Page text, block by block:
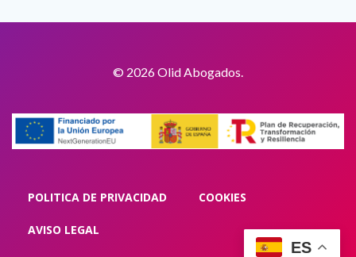
© 2026 Olid Abogados.
POLITICA DE PRIVACIDAD COOKIES
AVISO LEGAL
ES